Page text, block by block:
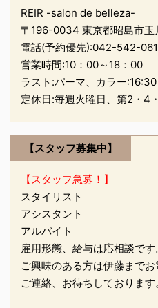
いたのですが、 何処も売
り切れみたいですね(´・
ω・｀) まだ降るみたい
なので早目に対策をしな
ければ！！！ 車もすっか
り埋もれていました★
ノボができないものかと
模索中です笑
yamamoto・:*:・(●´Д
｀●) ...
REIR -salon de belleza-
〒196-0034 東京都昭島市
電話(予約優先):042-542-
営業時間:10：00～18：00
ラスト:パーマ、カラー
定休日:毎週火曜日、第2・4
【スタッフ募集中】
【スタッフ急募！】
スタイリスト
アシスタント
アルバイト
雇用形態、給与は応相談です
ご興味のある方は伊藤までお
ご連絡、お待ちしております